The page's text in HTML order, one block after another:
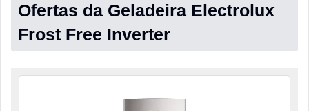
Ofertas da Geladeira Electrolux
Frost Free Inverter